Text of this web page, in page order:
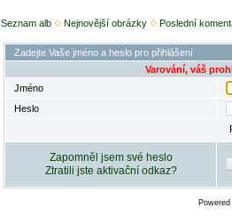
Seznam alb Nejnovější obrázky Poslední
Zadejte Vaše jméno a heslo pro přihlášení
Varování, váš
Jméno
Heslo
Zapomněl jsem své heslo
Ztratili jste aktivační odkaz?